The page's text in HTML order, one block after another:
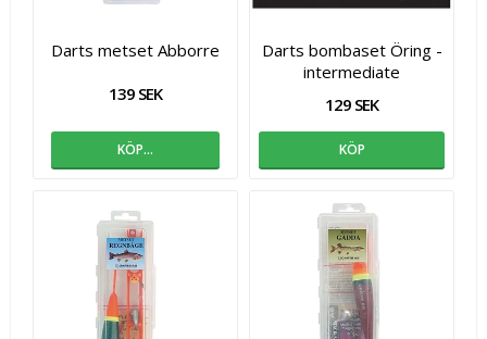
Darts metset Abborre
139 SEK
KÖP…
Darts bombaset Öring -
intermediate
129 SEK
KÖP